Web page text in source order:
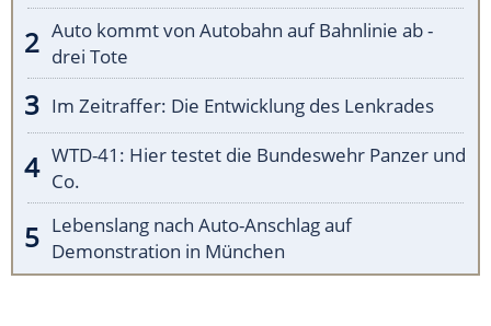
Auto kommt von Autobahn auf Bahnlinie ab -
drei Tote
Im Zeitraffer: Die Entwicklung des Lenkrades
WTD-41: Hier testet die Bundeswehr Panzer und
Co.
Lebenslang nach Auto-Anschlag auf
Demonstration in München